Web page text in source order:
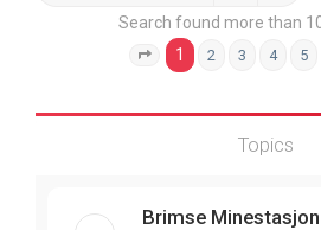
Search found more than
Page 1 of 20
1 2 3 4 5
Topics
Brimse Minestasjon